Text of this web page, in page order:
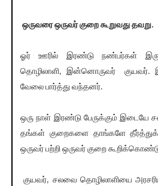
ஒருவரை ஒருவர் குறை கூறுவது தவறு.
ஓர் ஊரில் இரண்டு நண்பர்கள்
தொழிலாளி, இன்னொருவர் குயவர்.
வேலை பார்த்து வந்தனர்.
ஒரு நாள் இரண்டு பேருக்கும்
தங்கள் குறைகளை தாங்களே
ஒருவர் பற்றி ஒருவர் குறை
குயவர், சலவை தொழிலாளியை